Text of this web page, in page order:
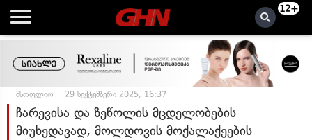
12+
მსოფლიო 29 სექტემბერი 2025, 16:37
ჩარევისა და ზეწოლის მცდელობების
მიუხედავად, მოლდოვის მოქალაქეების